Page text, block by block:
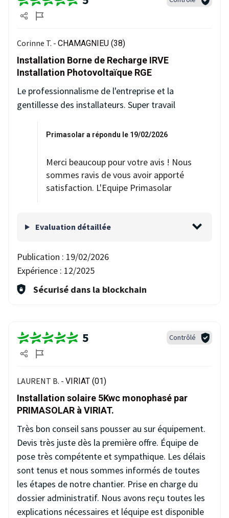
Corinne T. - CHAMAGNIEU (38)
Installation Borne de Recharge IRVE
Installation Photovoltaïque RGE
Le professionnalisme de l'entreprise et la
gentillesse des installateurs. Super travail
Primasolar a répondu le 19/02/2026
Merci beaucoup pour votre avis ! Nous
sommes ravis de vous avoir apporté
satisfaction. L'Equipe Primasolar
Evaluation détaillée
Publication : 19/02/2026
Expérience : 12/2025
Sécurisé dans la blockchain
5 Contrôlé
LAURENT B. - VIRIAT (01)
Installation solaire 5Kwc monophasé par
PRIMASOLAR à VIRIAT.
Très bon conseil sans pousser au sur équipement.
Devis très juste dès la première offre. Équipe de
pose très compétente et sympathique. Les délais
sont tenus et nous sommes informés de toutes
les étapes de notre chantier. Prise en charge du
dossier administratif. Nous avons reçu toutes les
explications nécessaires et léquipe est disponible